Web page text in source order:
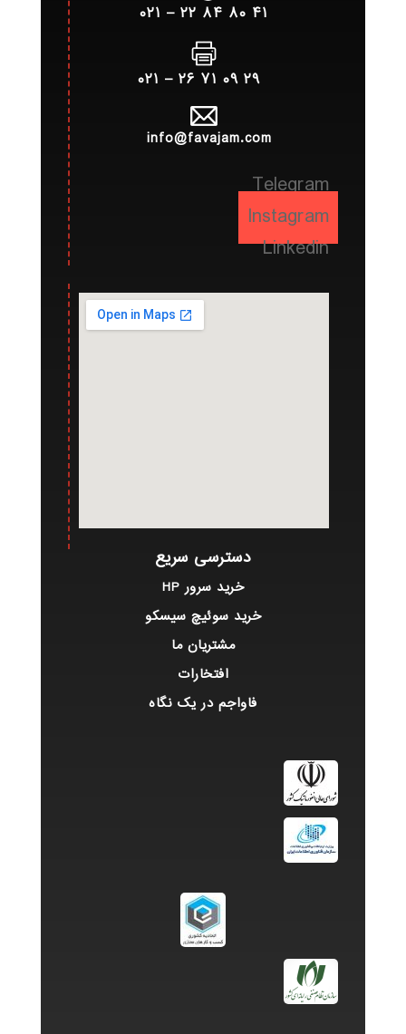
۴۱ ۸۰ ۸۴ ۲۲ – ۰۲۱
۲۹ ۰۹ ۷۱ ۲۶ – ۰۲۱
info@favajam.com
Telegram
Instagram
Linkedin
دسترسی سریع
خرید سرور HP
خرید سوئیچ سیسکو
مشتریان ما
افتخارات
فاواجم در یک نگاه